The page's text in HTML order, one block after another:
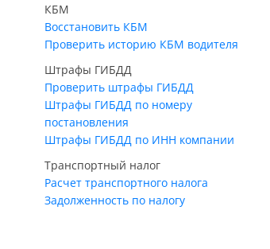
КБМ
Восстановить КБМ
Проверить историю КБМ водителя
Штрафы ГИБДД
Проверить штрафы ГИБДД
Штрафы ГИБДД по номеру
постановления
Штрафы ГИБДД по ИНН компании
Транспортный налог
Расчет транспортного налога
Задолженность по налогу